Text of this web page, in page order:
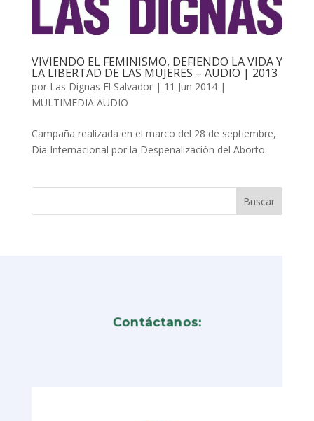
VIVIENDO EL FEMINISMO, DEFIENDO LA VIDA Y
LA LIBERTAD DE LAS MUJERES – AUDIO | 2013
por Las Dignas El Salvador| 11 Jun 2014|
MULTIMEDIA AUDIO
Campaña realizada en el marco del 28 de septiembre,
Día Internacional por la Despenalización del Aborto.
Contáctanos: